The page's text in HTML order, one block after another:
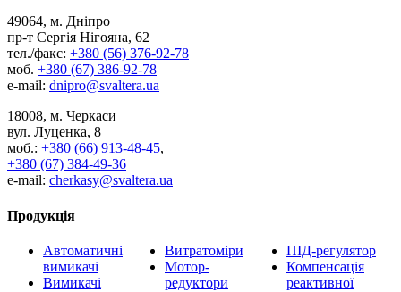
49064, м. Дніпро
пр-т Сергія Нігояна, 62
тел./факс: +380 (56) 376-92-78
моб. +380 (67) 386-92-78
e-mail: dnipro@svaltera.ua
18008, м. Черкаси
вул. Луценка, 8
моб.: +380 (66) 913-48-45,
+380 (67) 384-49-36
e-mail: cherkasy@svaltera.ua
Продукція
Автоматичні
вимикачі
Вимикачі
Витратоміри
Мотор-
редуктори
ПІД-регулятор
Компенсація
реактивної